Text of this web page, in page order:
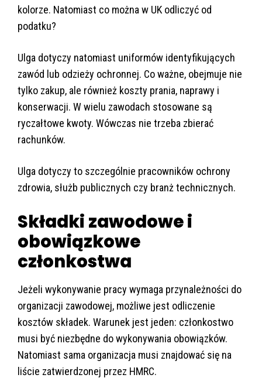
kolorze. Natomiast co można w UK odliczyć od
podatku?
Ulga dotyczy natomiast uniformów identyfikujących
zawód lub odzieży ochronnej. Co ważne, obejmuje nie
tylko zakup, ale również koszty prania, naprawy i
konserwacji. W wielu zawodach stosowane są
ryczałtowe kwoty. Wówczas nie trzeba zbierać
rachunków.
Ulga dotyczy to szczególnie pracowników ochrony
zdrowia, służb publicznych czy branż technicznych.
Składki zawodowe i
obowiązkowe
członkostwa
Jeżeli wykonywanie pracy wymaga przynależności do
organizacji zawodowej, możliwe jest odliczenie
kosztów składek. Warunek jest jeden: członkostwo
musi być niezbędne do wykonywania obowiązków.
Natomiast sama organizacja musi znajdować się na
liście zatwierdzonej przez HMRC.